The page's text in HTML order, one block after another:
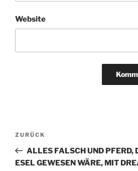
Website
Beitragsnavigation
Vorheriger
Beitrag
ZURÜCK
ALLES FALSCH UND PFERD,
ESEL GEWESEN WÄRE, MIT